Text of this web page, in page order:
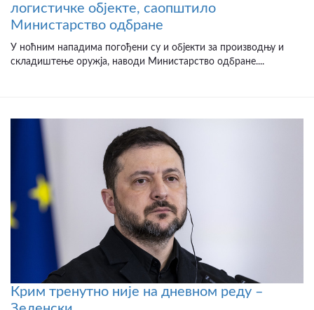
логистичке објекте, саопштило
Министарство одбране
У ноћним нападима погођени су и објекти за производњу и
складиштење оружја, наводи Министарство одбране....
Крим тренутно није на дневном реду –